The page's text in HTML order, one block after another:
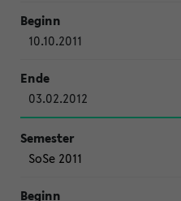
10.10.2011
03.02.2012
SoSe 2011